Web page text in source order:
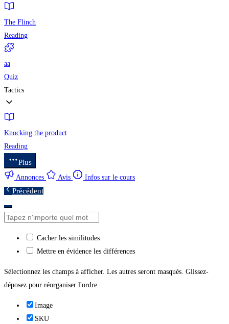
The Flinch
Reading
aa
Quiz
Tactics
Knocking the product
Reading
Plus
Annonces Avis Infos sur le cours
Précédent
Cacher les similitudes
Mettre en évidence les différences
Sélectionnez les champs à afficher. Les autres seront masqués. Glissez-
déposez pour réorganiser l'ordre.
Image
SKU